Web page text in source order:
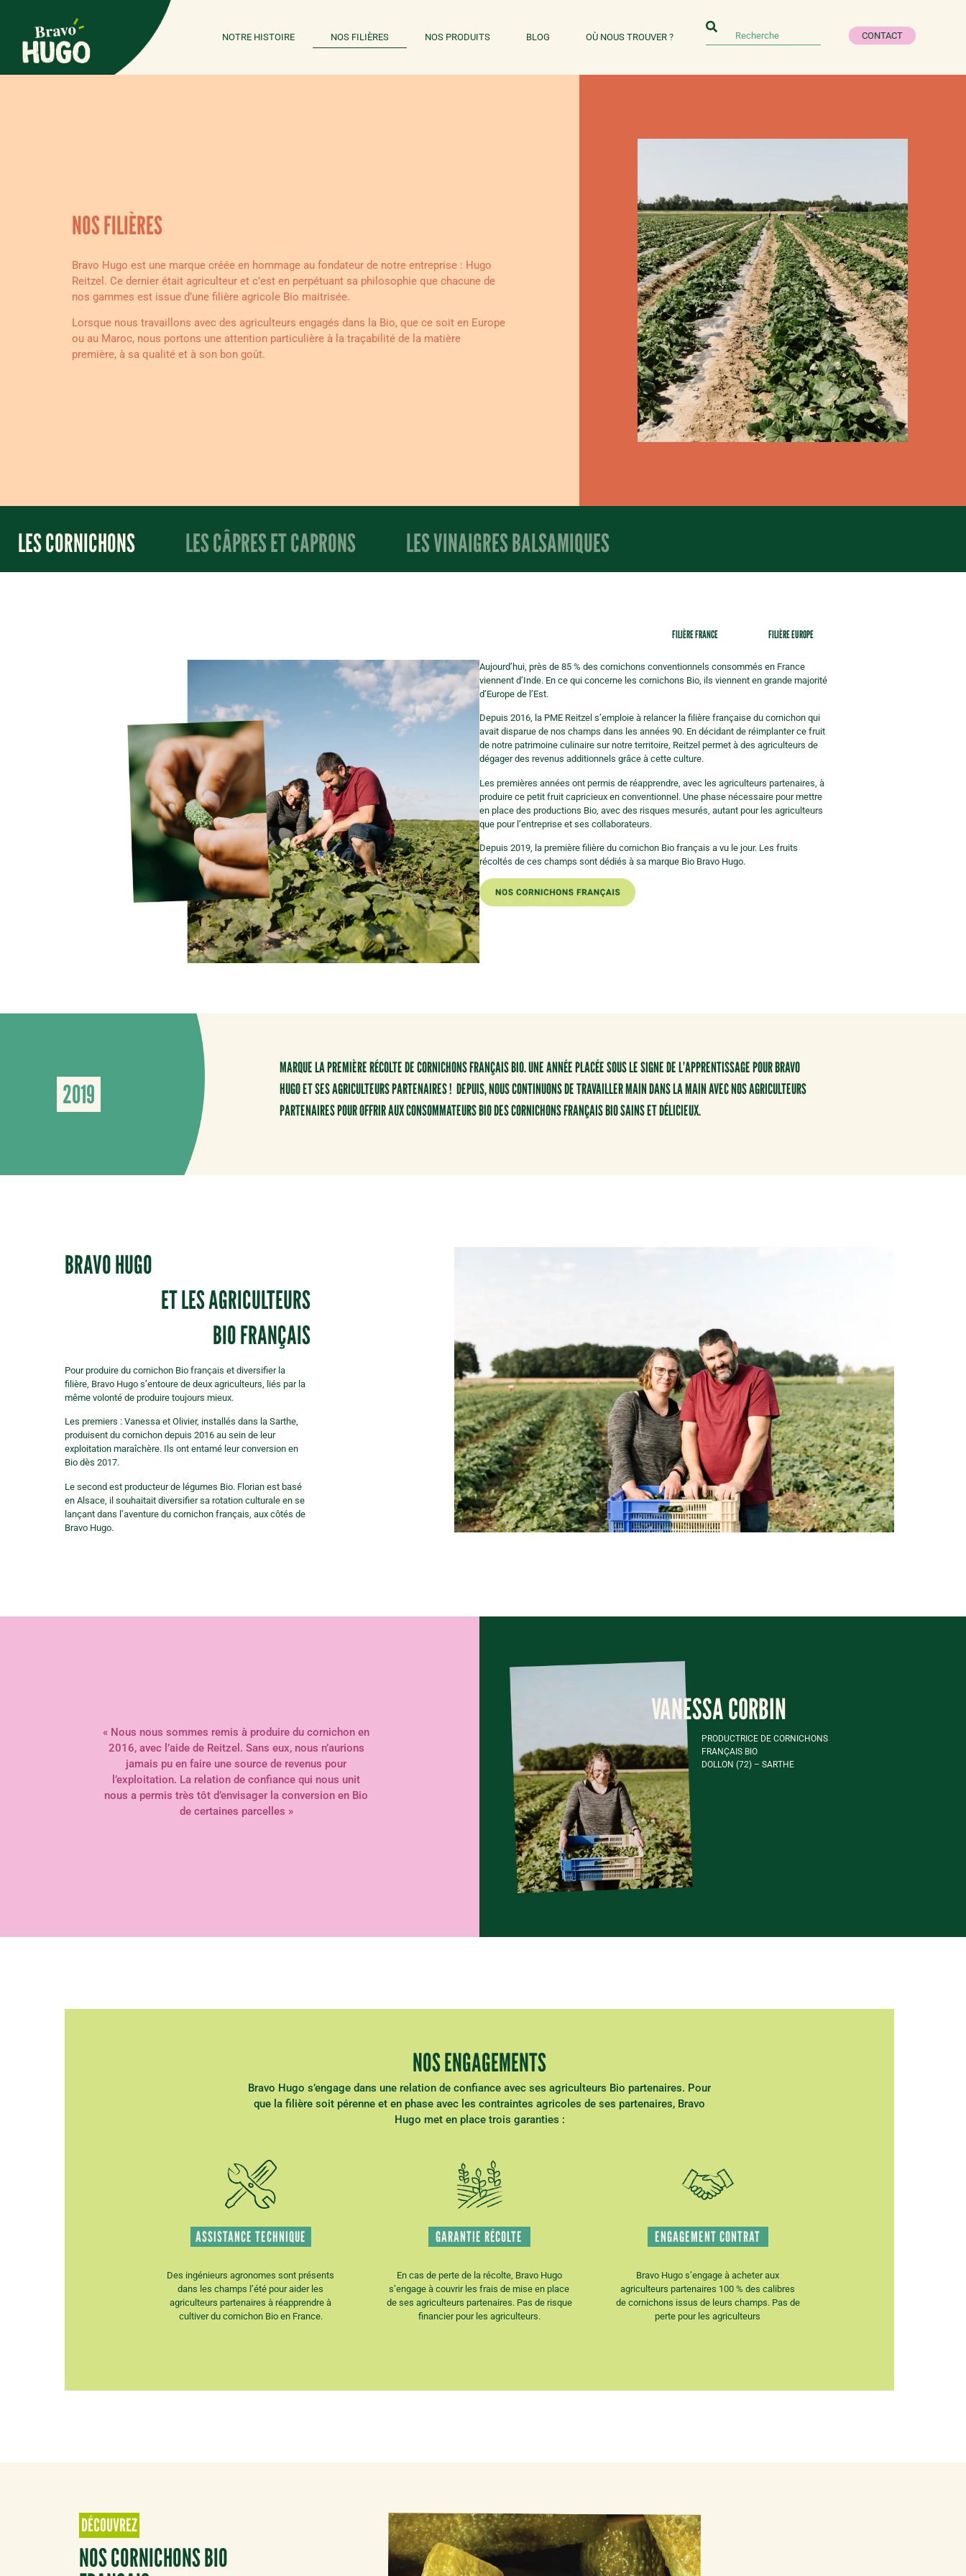
NOTRE HISTOIRE NOS FILIÈRES NOS PRODUITS BLOG OÙ NOUS TROUVER ? CONTACT
NOS FILIÈRES
Bravo Hugo est une marque créée en hommage au fondateur de notre entreprise : Hugo
Reitzel. Ce dernier était agriculteur et c’est en perpétuant sa philosophie que chacune de
nos gammes est issue d’une filière agricole Bio maitrisée.
Lorsque nous travaillons avec des agriculteurs engagés dans la Bio, que ce soit en Europe
ou au Maroc, nous portons une attention particulière à la traçabilité de la matière
première, à sa qualité et à son bon goût.
LES CORNICHONS LES CÂPRES ET CAPRONS LES VINAIGRES BALSAMIQUES
FILIÈRE FRANCE FILIÈRE EUROPE
Aujourd’hui, près de 85 % des cornichons conventionnels consommés en France
viennent d’Inde. En ce qui concerne les cornichons Bio, ils viennent en grande majorité
d’Europe de l’Est.
Depuis 2016, la PME Reitzel s’emploie à relancer la filière française du cornichon qui
avait disparue de nos champs dans les années 90. En décidant de réimplanter ce fruit
de notre patrimoine culinaire sur notre territoire, Reitzel permet à des agriculteurs de
dégager des revenus additionnels grâce à cette culture.
Les premières années ont permis de réapprendre, avec les agriculteurs partenaires, à
produire ce petit fruit capricieux en conventionnel. Une phase nécessaire pour mettre
en place des productions Bio, avec des risques mesurés, autant pour les agriculteurs
que pour l’entreprise et ses collaborateurs.
Depuis 2019, la première filière du cornichon Bio français a vu le jour. Les fruits
récoltés de ces champs sont dédiés à sa marque Bio Bravo Hugo.
2019
MARQUE LA PREMIÈRE RÉCOLTE DE CORNICHONS FRANÇAIS BIO. UNE ANNÉE PLACÉE SOUS LE SIGNE DE L’APPRENTISSAGE POUR BRAVO
HUGO ET SES AGRICULTEURS PARTENAIRES ! DEPUIS, NOUS CONTINUONS DE TRAVAILLER MAIN DANS LA MAIN AVEC NOS AGRICULTEURS
PARTENAIRES POUR OFFRIR AUX CONSOMMATEURS BIO DES CORNICHONS FRANÇAIS BIO SAINS ET DÉLICIEUX.
BRAVO HUGO
ET LES AGRICULTEURS
BIO FRANÇAIS
Pour produire du cornichon Bio français et diversifier la
filière, Bravo Hugo s’entoure de deux agriculteurs, liés par la
même volonté de produire toujours mieux.
Les premiers : Vanessa et Olivier, installés dans la Sarthe,
produisent du cornichon depuis 2016 au sein de leur
exploitation maraîchère. Ils ont entamé leur conversion en
Bio dès 2017.
Le second est producteur de légumes Bio. Florian est basé
en Alsace, il souhaitait diversifier sa rotation culturale en se
lançant dans l’aventure du cornichon français, aux côtés de
Bravo Hugo.
« Nous nous sommes remis à produire du cornichon en
2016, avec l’aide de Reitzel. Sans eux, nous n’aurions
jamais pu en faire une source de revenus pour
l’exploitation. La relation de confiance qui nous unit
nous a permis très tôt d’envisager la conversion en Bio
de certaines parcelles »
VANESSA CORBIN
PRODUCTRICE DE CORNICHONS
FRANÇAIS BIO
DOLLON (72) – SARTHE
NOS ENGAGEMENTS
Bravo Hugo s’engage dans une relation de confiance avec ses agriculteurs Bio partenaires. Pour
que la filière soit pérenne et en phase avec les contraintes agricoles de ses partenaires, Bravo
Hugo met en place trois garanties :
ASSISTANCE TECHNIQUE
Des ingénieurs agronomes sont présents
dans les champs l’été pour aider les
agriculteurs partenaires à réapprendre à
cultiver du cornichon Bio en France.
GARANTIE RÉCOLTE
En cas de perte de la récolte, Bravo Hugo
s’engage à couvrir les frais de mise en place
de ses agriculteurs partenaires. Pas de risque
financier pour les agriculteurs.
ENGAGEMENT CONTRAT
Bravo Hugo s’engage à acheter aux
agriculteurs partenaires 100 % des calibres
de cornichons issus de leurs champs. Pas de
perte pour les agriculteurs
DÉCOUVREZ
NOS CORNICHONS BIO